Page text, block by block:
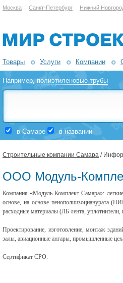
Москва Санкт-Петербург Нижний
Товары Услуги Компании
Например,полиэтиленовые трубы
в Самаре в названии
Строительные компании Самара /
ООО Модуль-
Компания «Модуль-Комплект Самара»: легкие
основе, на основе пенополиизоцианурата
расходные материалы (ЛБ лента,
Проектирование, изготовление, монтаж
залы, авиационные ангары, промышленные
Сертификат СРО.